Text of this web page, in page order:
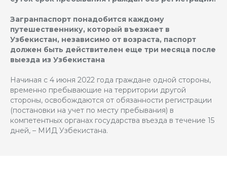
Загранпаспорт понадобится каждому
путешественнику, который въезжает в
Узбекистан, независимо от возраста, паспорт
должен быть действителен еще три месяца после
выезда из Узбекистана
Начиная с 4 июня 2022 года граждане одной стороны,
временно пребывающие на территории другой
стороны, освобождаются от обязанности регистрации
(постановки на учет по месту пребывания) в
компетентных органах государства въезда в течение 15
дней, – МИД Узбекистана.